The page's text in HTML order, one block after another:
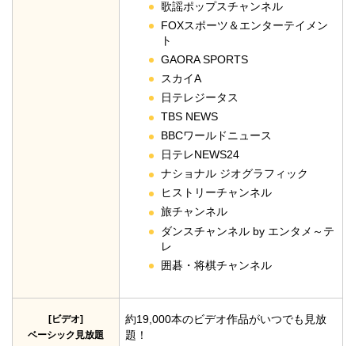
歌謡ポップスチャンネル
FOXスポーツ＆エンターテイメン
ト
GAORA SPORTS
スカイA
日テレジータス
TBS NEWS
BBCワールドニュース
日テレNEWS24
ナショナル ジオグラフィック
ヒストリーチャンネル
旅チャンネル
ダンスチャンネル by エンタメ～テ
レ
囲碁・将棋チャンネル
[ビデオ]
ベーシック見放題
約19,000本のビデオ作品がいつでも見放
題！